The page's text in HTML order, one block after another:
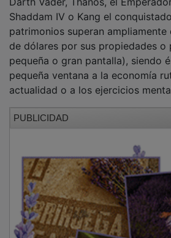
Shaddam IV o Kang el
patrimonios superan ampliamente
de dólares por sus propiedades o
pequeña o gran pantalla), siendo
pequeña ventana a la economía
actualidad o a los ejercicios